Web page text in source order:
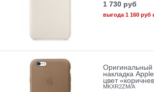
1 730 руб
выгода 1 160 руб
накладка
цвет
MKXR2ZM/A